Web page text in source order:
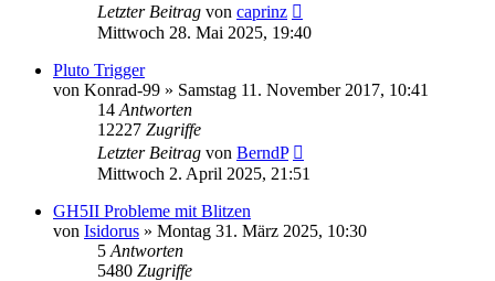
Letzter Beitrag von caprinz
Mittwoch 28. Mai 2025, 19:40
Pluto Trigger
von Konrad-99 » Samstag 11. November 2017, 10:41
14 Antworten
12227 Zugriffe
Letzter Beitrag von BerndP
Mittwoch 2. April 2025, 21:51
GH5II Probleme mit Blitzen
von Isidorus » Montag 31. März 2025, 10:30
5 Antworten
5480 Zugriffe